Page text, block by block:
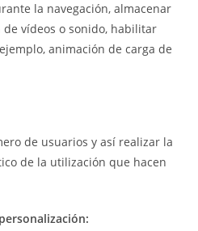
la navegación, almacenar
vídeos o sonido, habilitar
animación de carga de
de usuarios y así realizar la
de la utilización que hacen